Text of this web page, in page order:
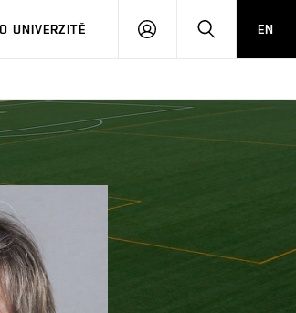
O UNIVERZITĚ
PŘIHLÁSIT HLEDATEN